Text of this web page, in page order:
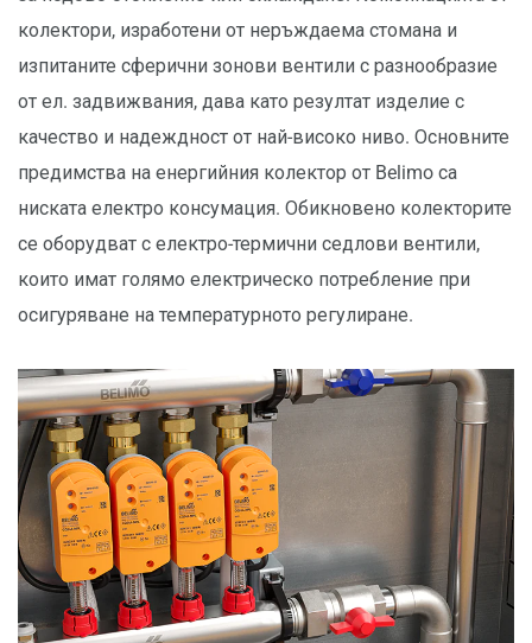
колектори, изработени от неръждаема стомана и
изпитаните сферични зонови вентили с разнообразие
от ел. задвижвания, дава като резултат изделие с
качество и надеждност от най-високо ниво. Основните
предимства на енергийния колектор от Belimo са
ниската електро консумация. Обикновено колекторите
се оборудват с електро-термични седлови вентили,
които имат голямо електрическо потребление при
осигуряване на температурното регулиране.